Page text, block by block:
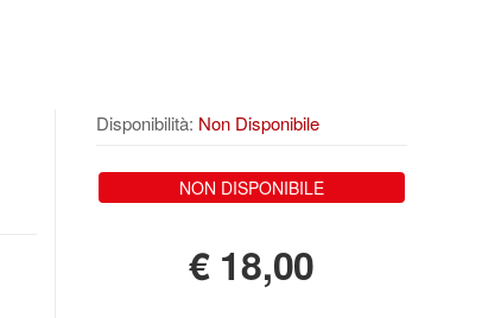
Disponibilità: Non Disponibile
NON DISPONIBILE
€ 18,00